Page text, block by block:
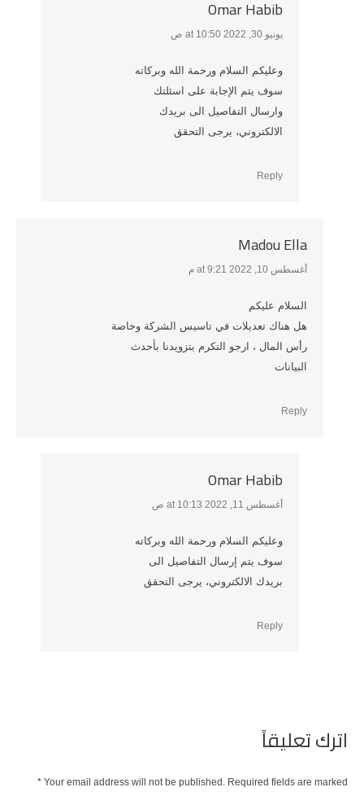
Omar Habib
says:
يونيو 30, 2022 at 10:50 ص
وعليكم السلام ورحمة الله وبركاته
سوف يتم الإجابة على اسئلتك
وارسال التفاصيل الى بريدك
الالكتروني، يرجى التحقق
Reply
Madou Ella
says:
أغسطس 10, 2022 at 9:21 م
السلام عليكم
هل هناك تعديلات في تاسيس الشركة وخاصة
رأس المال ، ارجو التكرم بتزويدنا بأحدث
البيانات
Reply
Omar Habib
says:
أغسطس 11, 2022 at 10:13 ص
وعليكم السلام ورحمة الله وبركاته
سوف يتم إرسال التفاصيل الى
بريدك الالكتروني، يرجى التحقق
Reply
اترك تعليقاً
Your email address will not be published. Required fields are marked
*